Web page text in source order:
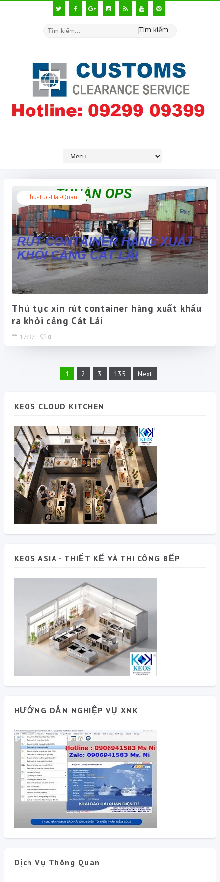
Tìm kiếm
Thu-Tuc-Hai-Quan
Thủ tục xin rút container hàng xuất khẩu
ra khỏi cảng Cát Lái
17:37 0
1 2 3 135 Next
KEOS CLOUD KITCHEN
KEOS ASIA - THIẾT KẾ VÀ THI CÔNG BẾP
HƯỚNG DẪN NGHIỆP VỤ XNK
Dịch Vụ Thông Quan